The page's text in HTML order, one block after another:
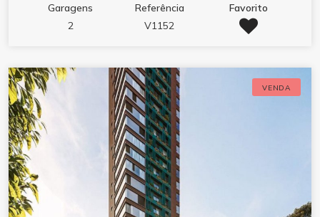
Garagens
2
Referência
V1152
Favorito
VENDA